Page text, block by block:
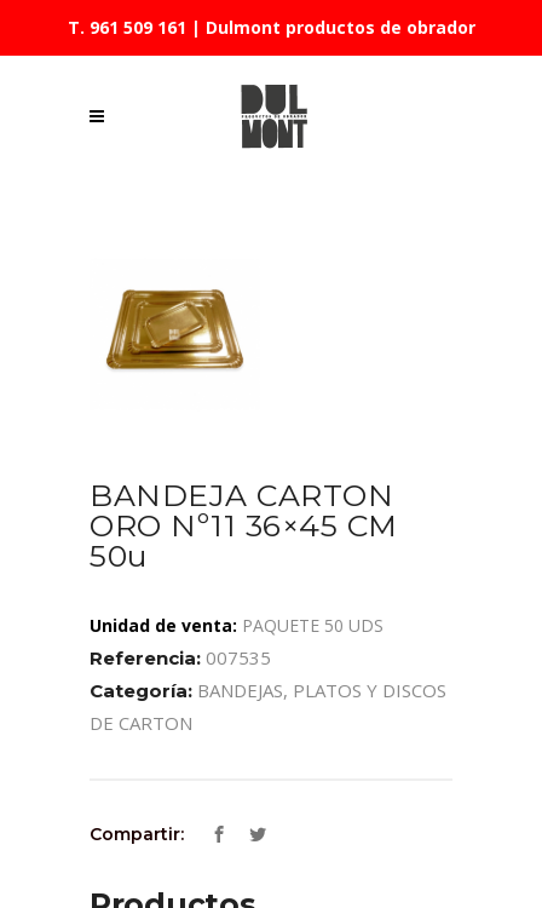
T. 961 509 161 | Dulmont productos de obrador
BANDEJA CARTON
ORO Nº11 36×45 CM
50u
Unidad de venta: PAQUETE 50 UDS
Referencia: 007535
Categoría: BANDEJAS, PLATOS Y DISCOS
DE CARTON
Compartir: